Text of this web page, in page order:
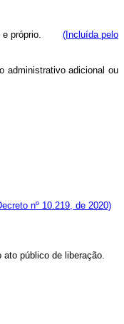
e próprio. (Incluída pelo
administrativo adicional ou
nº 10.219, de 2020)
público de liberação.